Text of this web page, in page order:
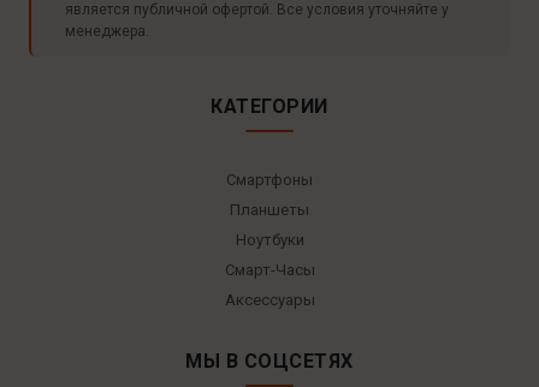
является публичной офертой. Все условия уточняйте у
менеджера.
КАТЕГОРИИ
Смартфоны
Планшеты
Ноутбуки
Смарт-Часы
Аксессуары
МЫ В СОЦСЕТЯХ